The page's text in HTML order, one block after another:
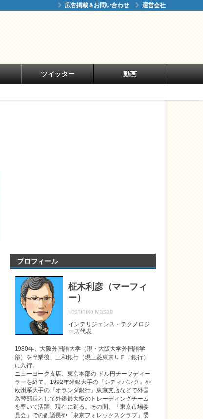
広告掲載＆お問い合わせ 運営会社
ツイッター 動画
プロフィール
柾木利彦（マーフィ
ー）
Toshihiko Masaki
インテリジェンス・テクノロジ
ーズ代表
1980年、大阪外国語大学（現・大阪大学外国語学
部）を卒業後、三和銀行（現三菱東京ＵＦＪ銀行）
に入行。
ニューヨーク支店、東京本部の ドル円チーフディー
ラーを経て、1992年米銀大手の『シティバンク』や
欧州系大手の『オランダ銀行』東京支店などで外国
為替部長として外銀最大級のトレーディングチーム
を率いて活躍、現在に到る。その間、「東京市場委
員会」での副議長や「東京フォレックスクラブ」委